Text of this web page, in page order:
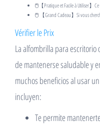
🖱️【Pratique et Facile à Utiliser】Ce
🖱️ 【Grand Cadeau】Si vous
Vérifier le Prix
La alfombrilla para escritorio
de mantenerse saludable y
muchos beneficios al usar
incluyen:
Te permite